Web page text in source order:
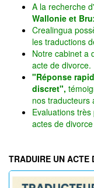
A la recherche
Wallonie et
Crealingua
les traductions
Notre cabinet a
acte de divorce.
"Réponse
discret",
nos traducteurs
Evaluations
actes de
TRADUIRE UN ACTE